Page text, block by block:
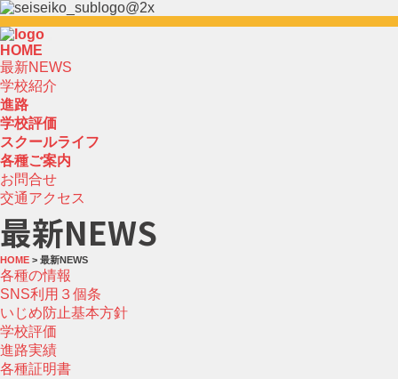
HOME
最新NEWS
学校紹介
進路
学校評価
スクールライフ
各種ご案内
お問合せ
交通アクセス
最新NEWS
HOME > 最新NEWS
各種の情報
SNS利用３個条
いじめ防止基本方針
学校評価
進路実績
各種証明書